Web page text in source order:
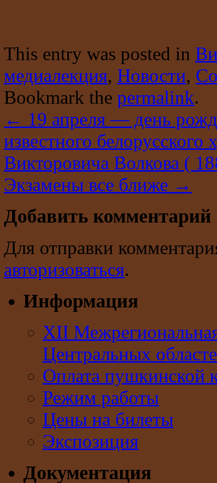
This entry was posted in
медиалекция, Новости,
Bookmark the permalink.
← 19 апреля — день
известного
Викторовича Волкова (
Экзамены все ближе →
Добавить комментарий
Для отправки
авторизоваться.
Информация
XII
Центральных
Оплата пушкинской
Режим работы
Цены на билеты
Экспозиция
Документация